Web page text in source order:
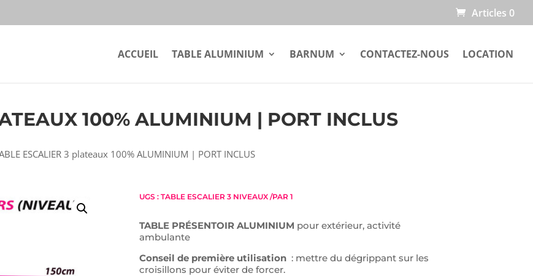
Articles 0
ACCUEIL TABLE ALUMINIUM BARNUM CONTACTEZ-NOUS LOCATION
100% ALUMINIUM | PORT INCLUS
ESCALIER 3 plateaux 100% ALUMINIUM | PORT INCLUS
UGS : TABLE ESCALIER 3 NIVEAUX /PAR 1
TABLE PRÉSENTOIR ALUMINIUM pour extérieur, activité
ambulante
Conseil de première utilisation: mettre du dégrippant sur les
croisillons pour éviter de forcer.